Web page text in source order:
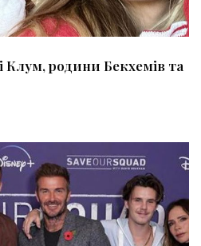
Клум, родини Бекхемів та